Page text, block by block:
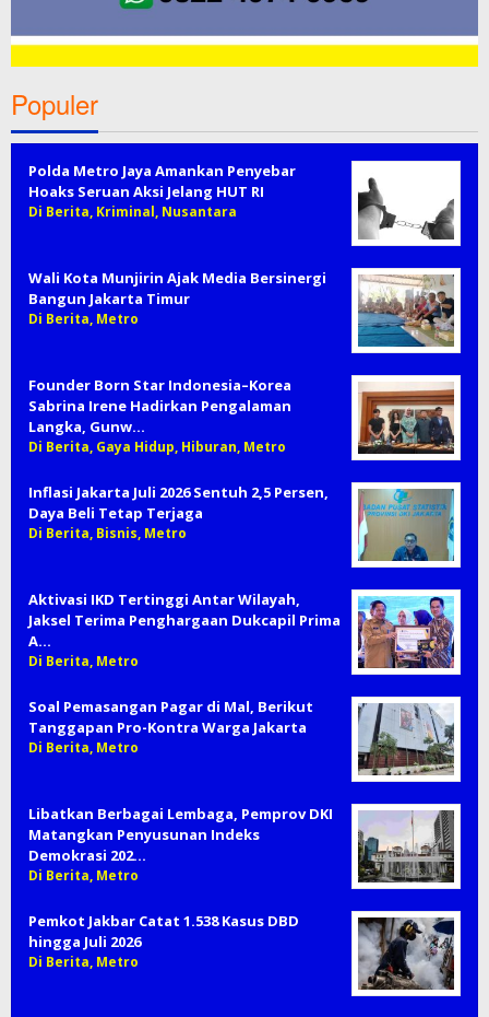
Populer
Polda Metro Jaya Amankan Penyebar
Hoaks Seruan Aksi Jelang HUT RI
Di Berita, Kriminal, Nusantara
Wali Kota Munjirin Ajak Media Bersinergi
Bangun Jakarta Timur
Di Berita, Metro
Founder Born Star Indonesia–Korea
Sabrina Irene Hadirkan Pengalaman
Langka, Gunw…
Di Berita, Gaya Hidup, Hiburan, Metro
Inflasi Jakarta Juli 2026 Sentuh 2,5 Persen,
Daya Beli Tetap Terjaga
Di Berita, Bisnis, Metro
Aktivasi IKD Tertinggi Antar Wilayah,
Jaksel Terima Penghargaan Dukcapil Prima
A…
Di Berita, Metro
Soal Pemasangan Pagar di Mal, Berikut
Tanggapan Pro-Kontra Warga Jakarta
Di Berita, Metro
Libatkan Berbagai Lembaga, Pemprov DKI
Matangkan Penyusunan Indeks
Demokrasi 202…
Di Berita, Metro
Pemkot Jakbar Catat 1.538 Kasus DBD
hingga Juli 2026
Di Berita, Metro